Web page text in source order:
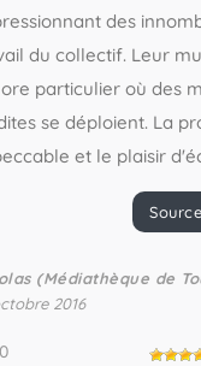
des
du collectif. Leur
particulier où des
se déploient. La
et le plaisir
(Médiathèque de
2016
0